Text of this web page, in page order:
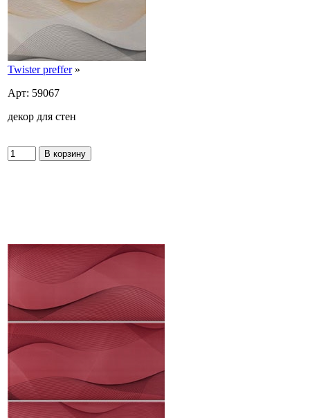
Twister preffer»
Арт: 59067
декор для стен